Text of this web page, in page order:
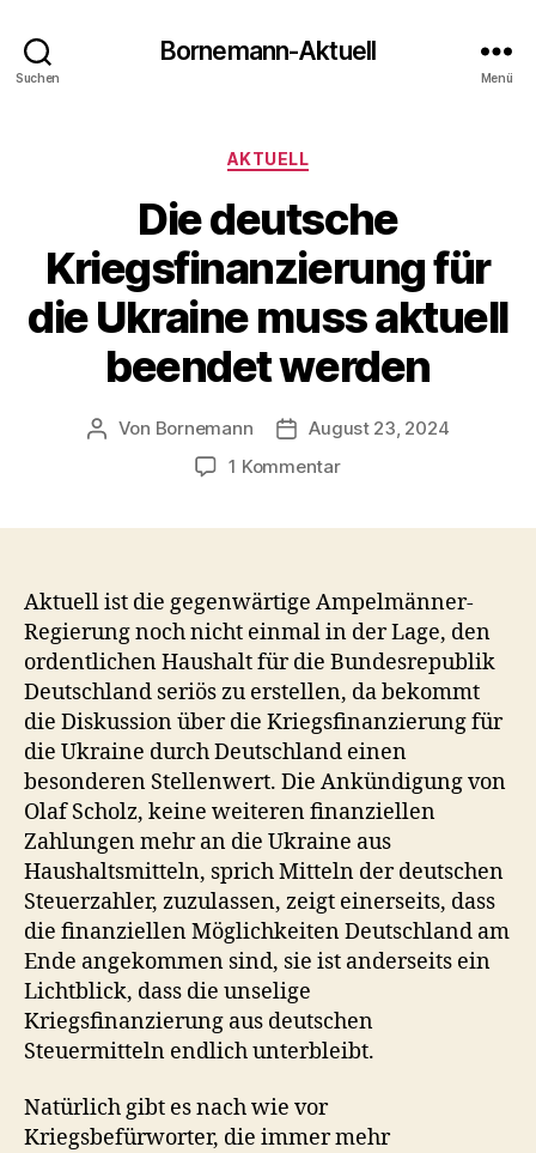
Suchen
Bornemann-Aktuell
Menü
Kategorien
AKTUELL
Die deutsche
Kriegsfinanzierung für
die Ukraine muss aktuell
beendet werden
Beitragsautor
Von Bornemann Veröffentlichungsdatum
August 23, 2024
1 Kommentarzu
die
Ukraine
muss
aktuell
beendet
werden
Aktuell ist die gegenwärtige Ampelmänner-
Regierung noch nicht einmal in der Lage, den
ordentlichen Haushalt für die Bundesrepublik
Deutschland seriös zu erstellen, da bekommt
die Diskussion über die Kriegsfinanzierung für
die Ukraine durch Deutschland einen
besonderen Stellenwert. Die Ankündigung von
Olaf Scholz, keine weiteren finanziellen
Zahlungen mehr an die Ukraine aus
Haushaltsmitteln, sprich Mitteln der deutschen
Steuerzahler, zuzulassen, zeigt einerseits, dass
die finanziellen Möglichkeiten Deutschland am
Ende angekommen sind, sie ist anderseits ein
Lichtblick, dass die unselige
Kriegsfinanzierung aus deutschen
Steuermitteln endlich unterbleibt.
Natürlich gibt es nach wie vor
Kriegsbefürworter, die immer mehr